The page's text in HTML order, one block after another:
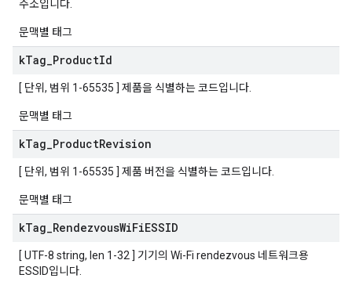
주소입니다.
문맥별 태그
kTag ProductId
[ 단위, 범위 1-65535 ] 제품을 식별하는 코드입니다.
문맥별 태그
kTag ProductRevision
[ 단위, 범위 1-65535 ] 제품 버전을 식별하는 코드입니다.
문맥별 태그
kTag RendezvousWiFiESSID
[ UTF-8 string, len 1-32 ] 기기의 Wi-Fi rendezvous 네트워크용
ESSID입니다.